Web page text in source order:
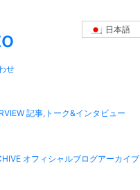
日本語
せ
記事,トーク&インタビュー
オフィシャルブログアーカイブ